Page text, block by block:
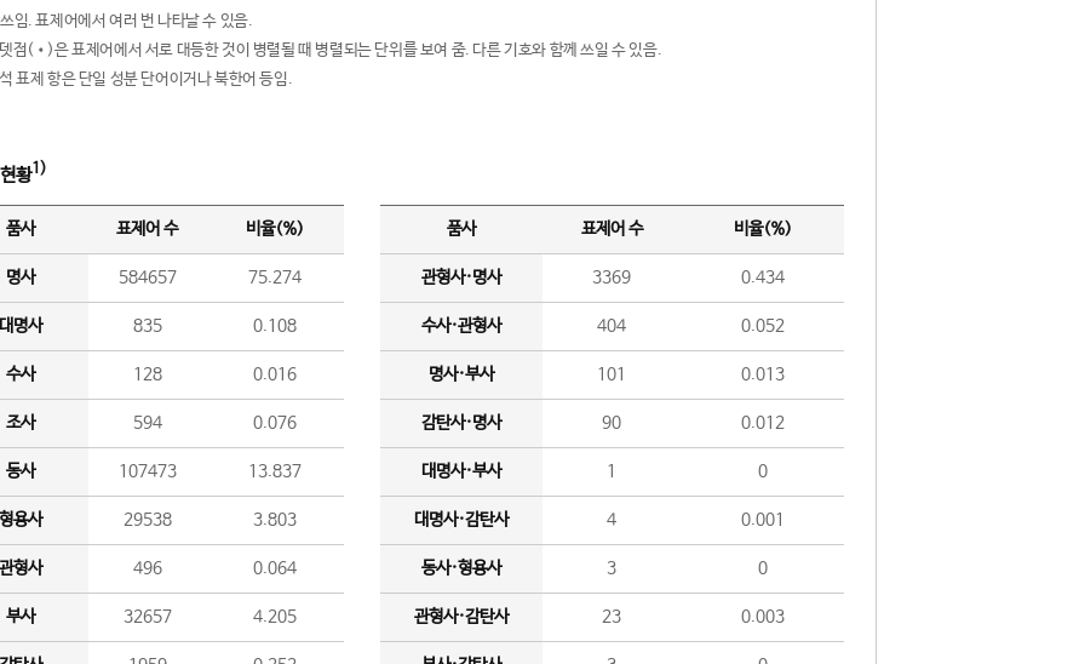
임. 표제어에서 여러 번 나타날 수 있음.
점(•)은 표제어에서 서로 대등한 것이 병렬될 때 병렬되는 단위를 보여 줌. 다른 기호와 함께 쓰일 수 있음.
표제 항은 단일 성분 단어이거나 북한어 등임.
황1)
품사 표제어 수 비율(%)
명사 584657 75.274
명사 835 0.108
수사 128 0.016
조사 594 0.076
동사 107473 13.837
용사 29538 3.803
형사 496 0.064
부사 32657 4.205
품사 표제어 수 비율(%)
관형사·명사 3369 0.434
수사·관형사 404 0.052
명사·부사 101 0.013
감탄사·명사 90 0.012
대명사·부사 1 0
대명사·감탄사 4 0.001
동사·형용사 3 0
관형사·감탄사 23 0.003